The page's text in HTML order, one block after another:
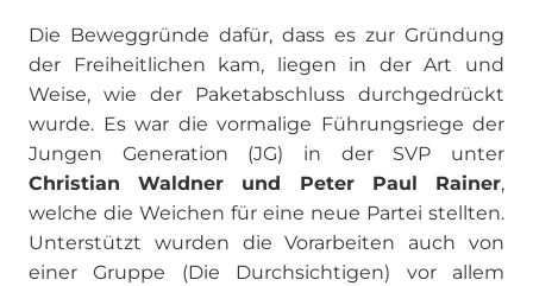
Die Beweggründe dafür, dass es zur Gründung
der Freiheitlichen kam, liegen in der Art und
Weise, wie der Paketabschluss durchgedrückt
wurde. Es war die vormalige Führungsriege der
Jungen Generation (JG) in der SVP unter
Christian Waldner und Peter Paul Rainer,
welche die Weichen für eine neue Partei stellten.
Unterstützt wurden die Vorarbeiten auch von
einer Gruppe (Die Durchsichtigen) vor allem